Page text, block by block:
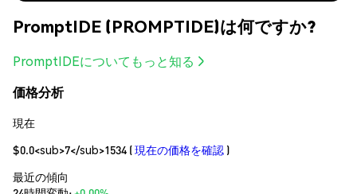
PromptIDE (PROMPTIDE)は何ですか?
PromptIDEについてもっと知る
価格分析
現在
$0.0<sub>7</sub>1534 (現在の価格を確認 )
最近の傾向